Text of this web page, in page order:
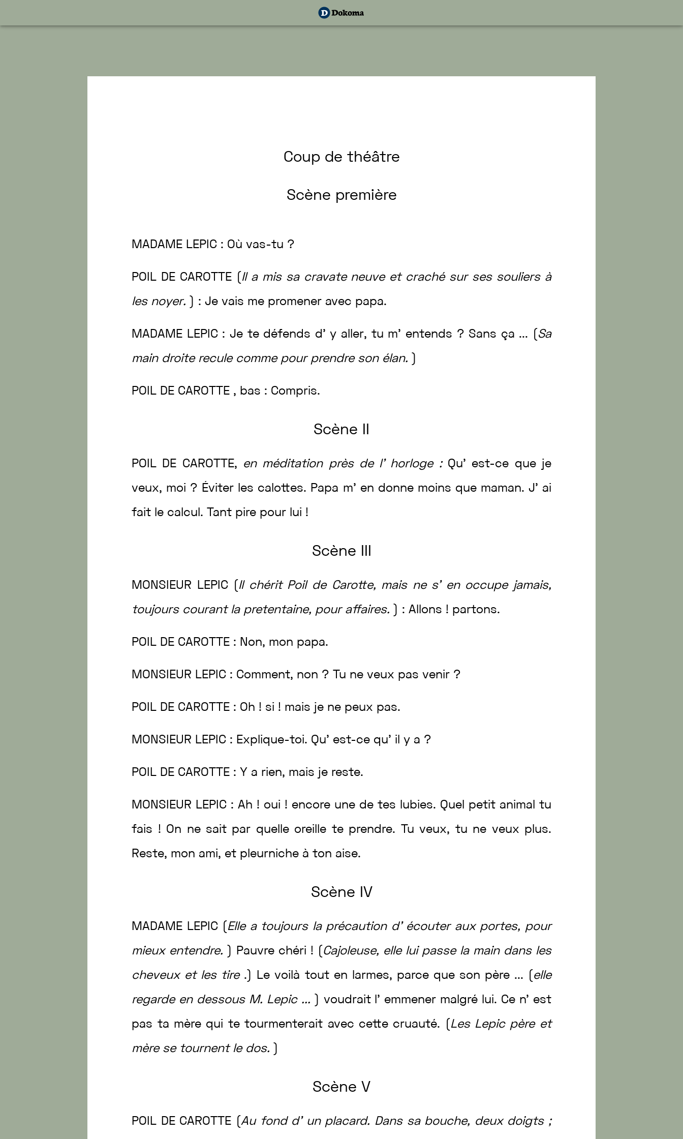
Coup de théâtre
Scène première
MADAME LEPIC : Oùvas-tu ?
POIL DE CAROTTE Il a mis sa cravate neuve et craché sur ses souliers à
les noyer. :Jevais me promener avec papa.
MADAME LEPIC :Je te défends d’y aller, tu m’ entends ? Sans ça ... Sa
main droite recule comme pour prendre son élan.
POIL DE CAROTTE , bas : Compris.
Scène
POIL DE CAROTTE, en méditation près de l’ horloge : Qu’ est-ce que je
veux, moi ? Éviter les calottes. Papa m’ en donne moins que maman. J’ ai
fait le calcul . Tant pire pour lui !
Scène
MONSIEUR LEPIC Il chérit Poil de Carotte, mais ne s’ en occupe jamais,
toujours courant la pretentaine, pour affaires. :Allons ! partons.
POIL DE CAROTTE : Non, mon papa.
MONSIEUR LEPIC : Comment, non ? Tu neveux pasvenir ?
POIL DE CAROTTE : Oh ! si ! mais je ne peux pas.
MONSIEUR LEPIC : Explique-toi. Qu’ est-ce qu’ ily a ?
POIL DE CAROTTE : Y a rien, mais je reste.
MONSIEUR LEPIC :Ah ! oui ! encore une detes lubies. Quel petit animal tu
fais ! On ne sait par quelle oreille te prendre. Tuveux, tu ne veux plus.
Reste, mon ami, et pleurniche àton aise.
Scène IV
MADAME LEPIC Elle a toujours la précaution d’ écouter aux portes, pour
mieux entendre. Pauvre chéri ! Cajoleuse, elle lui passe la main dans les
cheveux et les tire . Levoilà tout en larmes, parce que son père ... elle
regarde en dessous M. Lepic ... voudrait l’ emmener malgré lui. Ce n’ est
pas ta mère qui tetourmenterait avec cette cruauté. Les Lepic père et
mère se tournent le dos.
Scène V
POIL DE CAROTTE Au fond d’ un placard. Dans sa bouche, deux doigts ;